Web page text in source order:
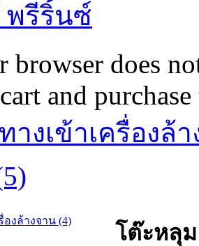
พรีริ้นซ์
browser does
and
งเข้าเครื่องล้
โต๊ะหลุม